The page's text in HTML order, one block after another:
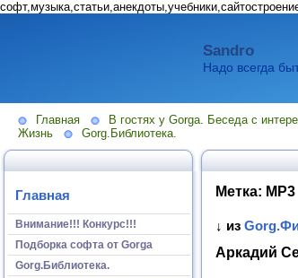
Sandro
Надо всегда
Главная В гостях у Gorga. Беседа с
Жизнь
Gorg.Библиотека.
Главная
Внимание!!! Конкурс!!!
Подборка софта от Gorga
Gorg.Библиотека.
Метка: MP3
↓ из
Аркадий